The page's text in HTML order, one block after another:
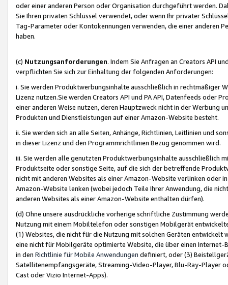
oder einer anderen Person oder Organisation durchgeführt werden.
Sie Ihren privaten Schlüssel verwendet, oder wenn Ihr privater
Tag-Parameter oder Kontokennungen verwenden, die einer anderen
haben.
(c) Nutzungsanforderungen. Indem Sie Anfragen an Creators API
verpflichten Sie sich zur Einhaltung der folgenden Anforderungen:
i. Sie werden Produktwerbungsinhalte ausschließlich in rechtmäßiger
Lizenz nutzen.Sie werden Creators API und PA API, Datenfeeds oder
einer anderen Weise nutzen, deren Hauptzweck nicht in der Werbung
Produkten und Dienstleistungen auf einer Amazon-Website besteht.
ii. Sie werden sich an alle Seiten, Anhänge, Richtlinien, Leitlinien und
in dieser Lizenz und den Programmrichtlinien Bezug genommen wird.
iii. Sie werden alle genutzten Produktwerbungsinhalte ausschließlich
Produktseite oder sonstige Seite, auf die sich der betreffende
nicht mit anderen Websites als einer Amazon-Website verlinken oder
Amazon-Website lenken (wobei jedoch Teile Ihrer Anwendung, die
anderen Websites als einer Amazon-Website enthalten dürfen).
(d) Ohne unsere ausdrückliche vorherige schriftliche Zustimmung
Nutzung mit einem Mobiltelefon oder sonstigen Mobilgerät
(1) Websites, die nicht für die Nutzung mit solchen Geräten
eine nicht für Mobilgeräte optimierte Website, die über einen
in den Richtlinie für Mobile Anwendungen definiert, oder (3)
Satellitenempfangsgeräte, Streaming-Video-Player, Blu-Ray-Player
Cast oder Vizio Internet-Apps).